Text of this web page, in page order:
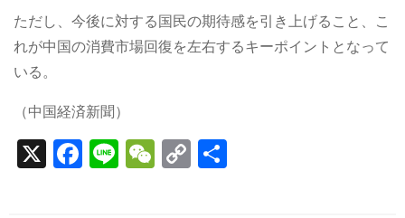
ただし、今後に対する国民の期待感を引き上げること、こ
れが中国の消費市場回復を左右するキーポイントとなって
いる。
（中国経済新聞）
X F
a
Li
n
W
e
C
o